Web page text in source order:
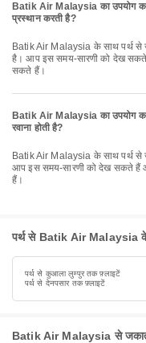
Batik Air Malaysia का उपयोग
प्रस्थान करती है?
Batik Air Malaysia के साथ पर्थ से जकार्ता के लिए सबसे पहली उड़ान 00:35 बजे रवाना होती
है। आप इस समय-सारणी को देख
सकते हैं।
Batik Air Malaysia का उपयोग
रवाना होती है?
Batik Air Malaysia के साथ पर्थ से जकार्ता के लिए अंतिम उड़ान 01:20 बजे रवाना होती है।
आप इस समय-सारणी को देख सकते हैं
हैं।
पर्थ से Batik Air Malaysia के
पर्थ से कुआला लुम्पुर तक फ़्लाइटें
पर्थ से देनपसार तक फ़्लाइटें
Batik Air Malaysia से